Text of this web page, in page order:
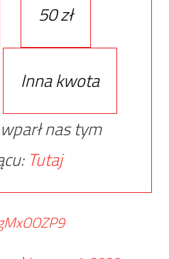
50 zł
Inna kwota
nas tym
Tutaj